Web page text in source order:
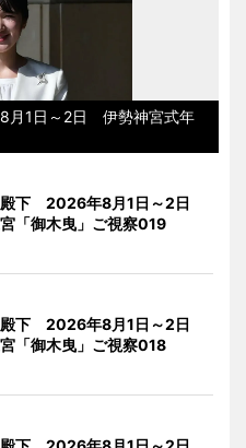
月1日～2日 伊勢神宮式年
殿下 2026年8月1日～2日
「御木曳」ご視察019
殿下 2026年8月1日～2日
「御木曳」ご視察018